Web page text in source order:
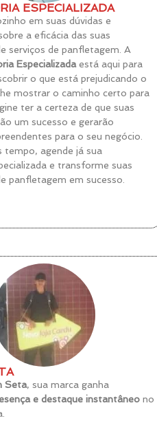
ESPECIALIZADA
em suas dúvidas e
a eficácia das suas
serviços de panfletagem. A
Especializadaestá aqui para
o que está prejudicando o
mostrar o caminho certo para
ter a certeza de que suas
um sucesso e gerarão
para o seu negócio.
tempo, agende já sua
e transforme suas
panfletagem em sucesso.
Seta, sua marca ganha
e destaque instantâneono